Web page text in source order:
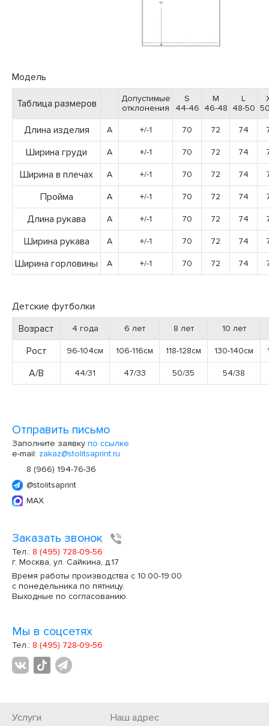
Модель
Таблица размеров
Допустимые
отклонения
S
44-46
M
46-48
L
48-50
Длина изделия A +/-1 70 72 74
Ширина груди A +/-1 70 72 74
Ширина в плечах A +/-1 70 72 74
Пройма A +/-1 70 72 74
Длина рукава A +/-1 70 72 74
Ширина рукава A +/-1 70 72 74
Ширина горловины A +/-1 70 72 74
Детские футболки
Возраст
4 года 6 лет 8 лет 10 лет
Рост 96-104см 106-116см 118-128см 130-140см
А/В 44/31 47/33 50/35 54/38
Отправить письмо
Заполните заявку по ссылке
e-mail: zakaz@stolitsaprint.ru
8 (966) 194-76-36
@stolitsaprint
MAX
Заказать звонок
Тел.: 8 (495) 728-09-56
г. Москва, ул. Сайкина, д.17
Время работы производства с 10:00-19:00
с понедельника по пятницу.
Выходные по согласованию.
Мы в соцсетях
Тел.: 8 (495) 728-09-56
Услуги Наш адрес